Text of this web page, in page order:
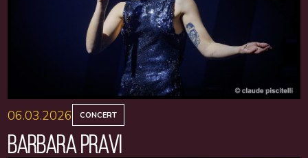
06.03.2026 CONCERT
BARBARA PRAVI